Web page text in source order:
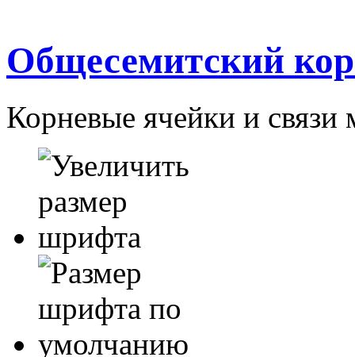
Общесемитский
Корневые ячейки и